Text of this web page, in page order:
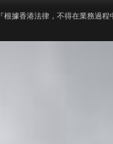
『根據香港法律，不得在業務過